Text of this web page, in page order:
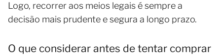
Logo, recorrer aos meios legais é sempre a
decisão mais prudente e segura a longo prazo.
O que considerar antes de tentar comprar